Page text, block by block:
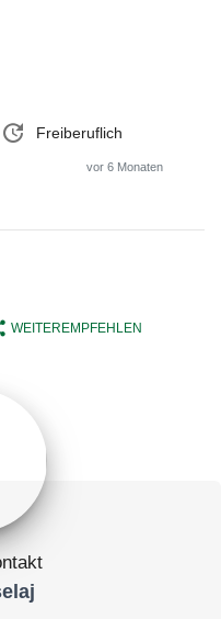
update Freiberuflich
vor 6 Monaten
WEITEREMPFEHLEN